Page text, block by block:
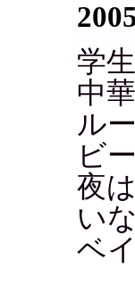
学
中
ル
ビ
夜
い
ベ